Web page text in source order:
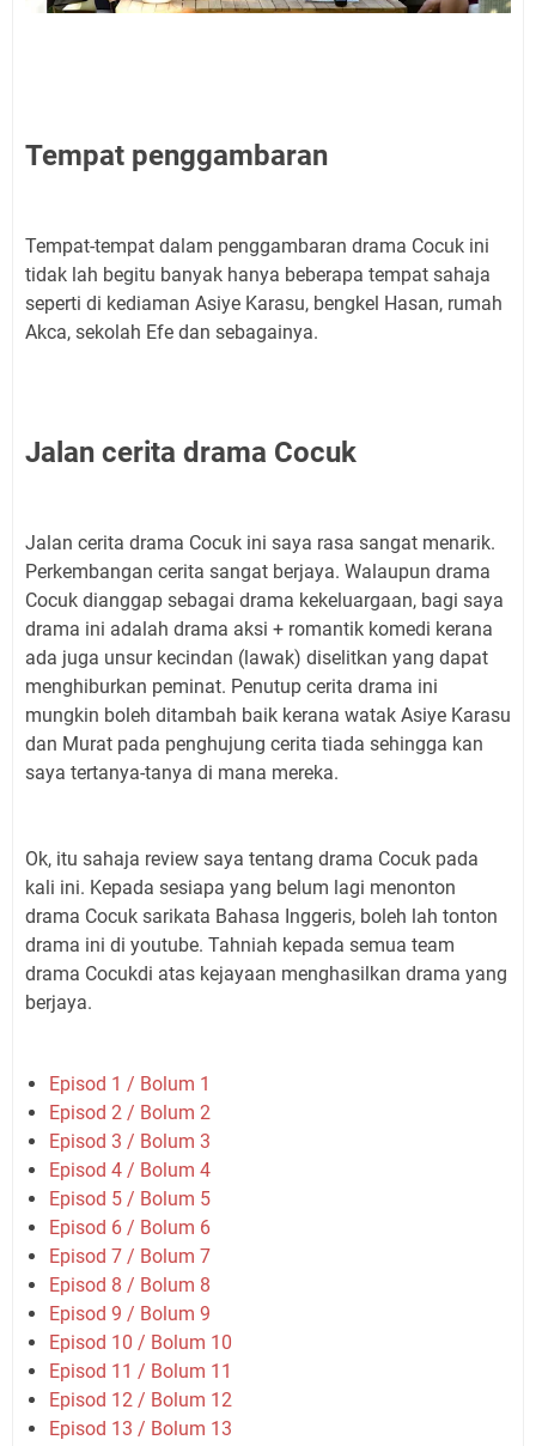
Tempat penggambaran
Tempat-tempat dalam penggambaran drama Cocuk ini
tidak lah begitu banyak hanya beberapa tempat sahaja
seperti di kediaman Asiye Karasu, bengkel Hasan, rumah
Akca, sekolah Efe dan sebagainya.
Jalan cerita drama Cocuk
Jalan cerita drama Cocuk ini saya rasa sangat menarik.
Perkembangan cerita sangat berjaya. Walaupun drama
Cocuk dianggap sebagai drama kekeluargaan, bagi saya
drama ini adalah drama aksi + romantik komedi kerana
ada juga unsur kecindan (lawak) diselitkan yang dapat
menghiburkan peminat. Penutup cerita drama ini
mungkin boleh ditambah baik kerana watak Asiye Karasu
dan Murat pada penghujung cerita tiada sehingga kan
saya tertanya-tanya di mana mereka.
Ok, itu sahaja review saya tentang drama Cocuk pada
kali ini. Kepada sesiapa yang belum lagi menonton
drama Cocuk sarikata Bahasa Inggeris, boleh lah tonton
drama ini di youtube. Tahniah kepada semua team
drama Cocukdi atas kejayaan menghasilkan drama yang
berjaya.
Episod 1 / Bolum 1
Episod 2 / Bolum 2
Episod 3 / Bolum 3
Episod 4 / Bolum 4
Episod 5 / Bolum 5
Episod 6 / Bolum 6
Episod 7 / Bolum 7
Episod 8 / Bolum 8
Episod 9 / Bolum 9
Episod 10 / Bolum 10
Episod 11 / Bolum 11
Episod 12 / Bolum 12
Episod 13 / Bolum 13